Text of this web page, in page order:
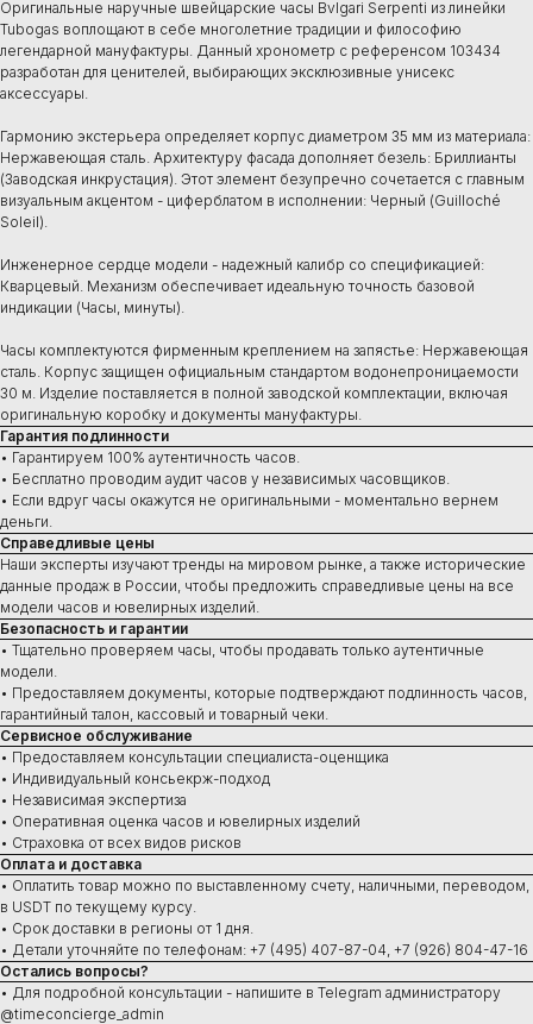
Оригинальные наручные швейцарские часы Bvlgari Serpenti из линейки
Tubogas воплощают в себе многолетние традиции и философию
легендарной мануфактуры. Данный хронометр с референсом 103434
разработан для ценителей, выбирающих эксклюзивные унисекс
аксессуары.
Гармонию экстерьера определяет корпус диаметром 35 мм из материала:
Нержавеющая сталь. Архитектуру фасада дополняет безель: Бриллианты
(Заводская инкрустация). Этот элемент безупречно сочетается с главным
визуальным акцентом - циферблатом в исполнении: Черный (Guilloché
Soleil).
Инженерное сердце модели - надежный калибр со спецификацией:
Кварцевый. Механизм обеспечивает идеальную точность базовой
индикации (Часы, минуты).
Часы комплектуются фирменным креплением на запястье: Нержавеющая
сталь. Корпус защищен официальным стандартом водонепроницаемости
30 м. Изделие поставляется в полной заводской комплектации, включая
оригинальную коробку и документы мануфактуры.
Гарантия подлинности
• Гарантируем 100% аутентичность часов.
• Бесплатно проводим аудит часов у независимых часовщиков.
• Если вдруг часы окажутся не оригинальными - моментально вернем
деньги.
Справедливые цены
Наши эксперты изучают тренды на мировом рынке, а также исторические
данные продаж в России, чтобы предложить справедливые цены на все
модели часов и ювелирных изделий.
Безопасность и гарантии
• Тщательно проверяем часы, чтобы продавать только аутентичные
модели.
• Предоставляем документы, которые подтверждают подлинность часов,
гарантийный талон, кассовый и товарный чеки.
Сервисное обслуживание
• Предоставляем консультации специалиста-оценщика
• Индивидуальный консьекрж-подход
• Независимая экспертиза
• Оперативная оценка часов и ювелирных изделий
• Страховка от всех видов рисков
Оплата и доставка
• Оплатить товар можно по выставленному счету, наличными, переводом,
в USDT по текущему курсу.
• Срок доставки в регионы от 1 дня.
• Детали уточняйте по телефонам: +7 (495) 407-87-04, +7 (926) 804-47-16
Остались вопросы?
• Для подробной консультации - напишите в Telegram администратору
@timeconcierge_admin
Купить
Швейцарские часы
В наличии в Москве
Часы под заказ
Новинки
Ювелирные изделия
Сервис
Ремонт часов
Диагностика
Проверка на подлинность
Оценка
Сервисное обслуживание